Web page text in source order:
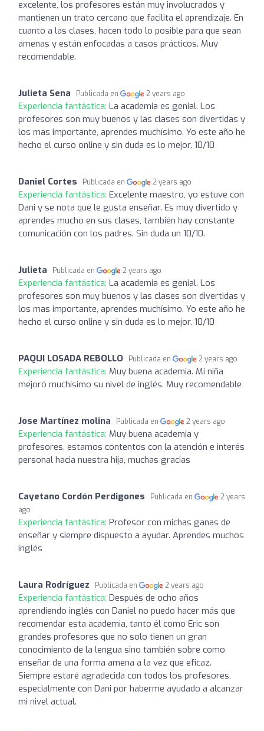
excelente, los profesores están muy involucrados y
mantienen un trato cercano que facilita el aprendizaje. En
cuanto a las clases, hacen todo lo posible para que sean
amenas y están enfocadas a casos prácticos. Muy
recomendable.
Julieta Sena Publicada en 2 years ago
Experiencia fantástica: La academia es genial. Los
profesores son muy buenos y las clases son divertidas y
los mas importante, aprendes muchísimo. Yo este año he
hecho el curso online y sin duda es lo mejor. 10/10
Daniel Cortes Publicada en 2 years ago
Experiencia fantástica: Excelente maestro, yo estuve con
Dani y se nota que le gusta enseñar. Es muy divertido y
aprendes mucho en sus clases, también hay constante
comunicación con los padres. Sin duda un 10/10.
Julieta Publicada en 2 years ago
Experiencia fantástica: La academia es genial. Los
profesores son muy buenos y las clases son divertidas y
los mas importante, aprendes muchísimo. Yo este año he
hecho el curso online y sin duda es lo mejor. 10/10
PAQUI LOSADA REBOLLO Publicada en 2 years ago
Experiencia fantástica: Muy buena academia. Mi niña
mejoró muchísimo su nivel de inglés. Muy recomendable
Jose Martínez molina Publicada en 2 years ago
Experiencia fantástica: Muy buena academia y
profesores, estamos contentos con la atención e interés
personal hacia nuestra hija, muchas gracias
Cayetano Cordón Perdigones Publicada en
2 years
ago
Experiencia fantástica: Profesor con michas ganas de
enseñar y siempre dispuesto a ayudar. Aprendes muchos
inglés
Laura Rodríguez Publicada en 2 years ago
Experiencia fantástica: Después de ocho años
aprendiendo inglés con Daniel no puedo hacer más que
recomendar esta academia, tanto él como Eric son
grandes profesores que no solo tienen un gran
conocimiento de la lengua sino también sobre como
enseñar de una forma amena a la vez que eficaz.
Siempre estaré agradecida con todos los profesores,
especialmente con Dani por haberme ayudado a alcanzar
mi nivel actual.